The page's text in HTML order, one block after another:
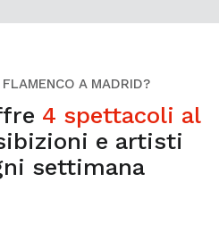
A MADRID?
4 spettacoli al
e artisti
settimana